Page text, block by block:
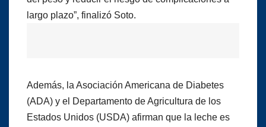
largo plazo”, finalizó Soto.
Además, la Asociación Americana de Diabetes
(ADA) y el Departamento de Agricultura de los
Estados Unidos (USDA) afirman que la leche es